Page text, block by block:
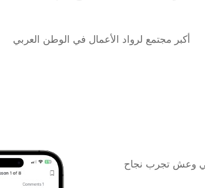
أكبر مجتمع لرواد الأعمال في الوطن العربي